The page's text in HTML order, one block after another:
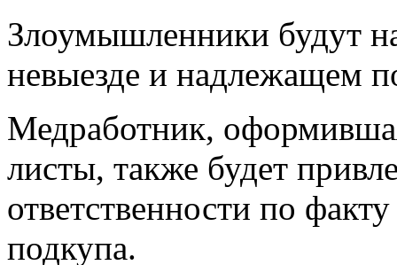
Злоумышленники будут
невыезде и надлежащем
Медработник,
листы, также будет
ответственности по
подкупа.